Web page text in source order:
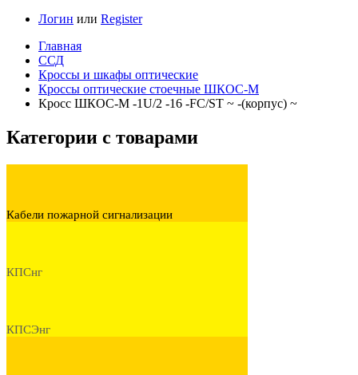
Логин или Register
Главная
ССД
Кроссы и шкафы оптические
Кроссы оптические стоечные ШКОС-М
Кросс ШКОС-М -1U/2 -16 -FC/ST ~ -(корпус) ~
Категории с товарами
Кабели пожарной сигнализации
КПСнг
КПСЭнг